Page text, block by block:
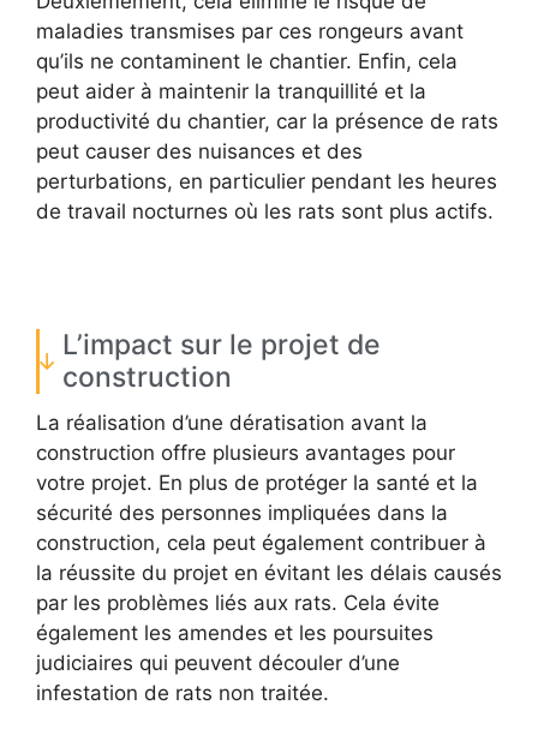
maladies transmises par ces rongeurs avant
qu’ils ne contaminent le chantier. Enfin, cela
peut aider à maintenir la tranquillité et la
productivité du chantier, car la présence de rats
peut causer des nuisances et des
perturbations, en particulier pendant les heures
de travail nocturnes où les rats sont plus actifs.
L’impact sur le projet de
construction
La réalisation d’une dératisation avant la
construction offre plusieurs avantages pour
votre projet. En plus de protéger la santé et la
sécurité des personnes impliquées dans la
construction, cela peut également contribuer à
la réussite du projet en évitant les délais causés
par les problèmes liés aux rats. Cela évite
également les amendes et les poursuites
judiciaires qui peuvent découler d’une
infestation de rats non traitée.